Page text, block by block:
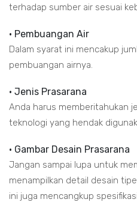
terhadap sumber air sesuai
• Pembuangan Air
Dalam syarat ini mencakup
pembuangan airnya.
• Jenis Prasarana
Anda harus memberitahukan
teknologi yang hendak
• Gambar Desain Prasarana
Jangan sampai lupa untuk
menampilkan detail desain
ini juga mencangkup